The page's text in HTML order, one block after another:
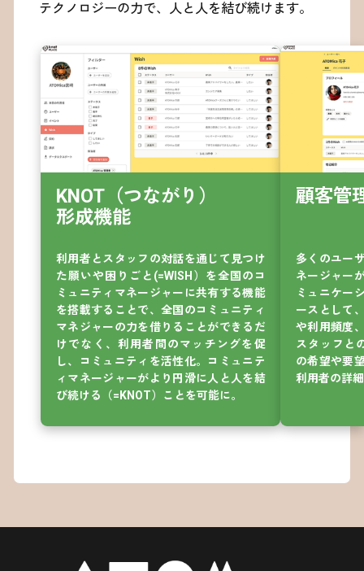
テクノロジーの力で、人と人を結び続けます。
KNOT（つながり）
形成機能
利用者とスタッフの対話を通じて見つけ
た願いや困りごと(=WISH）を全国のコ
ミュニティマネージャーに共有する機能
を搭載することで、全国のコミュニティ
マネジャーの力を借りることができるだ
けでなく、利用者間のマッチングを促
し、コミュニティを活性化。コミュニテ
ィマネージャーがより円滑に人と人を結
び続ける（=KNOT）ことを可能に。
顧客管
多くのユー
ネージャー
ミュニケー
ースとして
や利用頻度
スタッフと
の希望や要
利用者の詳